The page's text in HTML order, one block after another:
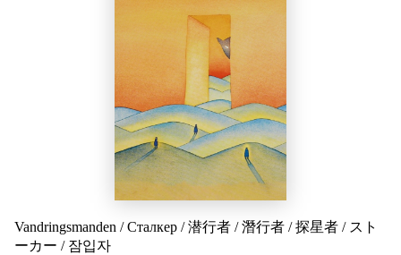
Vandringsmanden /Сталкер /潜行者 /潛行者 /探星者 / スト
ーカー / 잠입자